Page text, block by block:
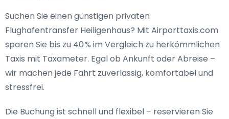
Suchen Sie einengünstigen privaten
Flughafentransfer Heiligenhaus? Mit Airporttaxis.com
sparen Sie bis zu 40 % im Vergleich zu herkömmlichen
Taxis mit Taxameter. Egal ob Ankunft oder Abreise –
wir machen jede Fahrt zuverlässig, komfortabel und
stressfrei.
Die Buchung ist schnell und flexibel – reservieren Sie